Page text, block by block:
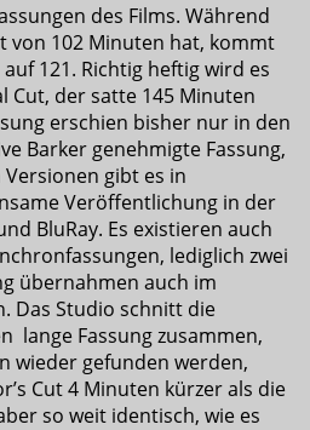
des Films. Während
von 102 Minuten hat, kommt
121. Richtig heftig wird es
Cut, der satte 145 Minuten
erschien bisher nur in den
Barker genehmigte Fassung,
gibt es in
Veröffentlichung in der
BluRay. Es existieren auch
lediglich zwei
übernahmen auch im
Das Studio schnitt die
lange Fassung zusammen,
wieder gefunden werden,
Cut 4 Minuten kürzer als die
so weit identisch, wie es